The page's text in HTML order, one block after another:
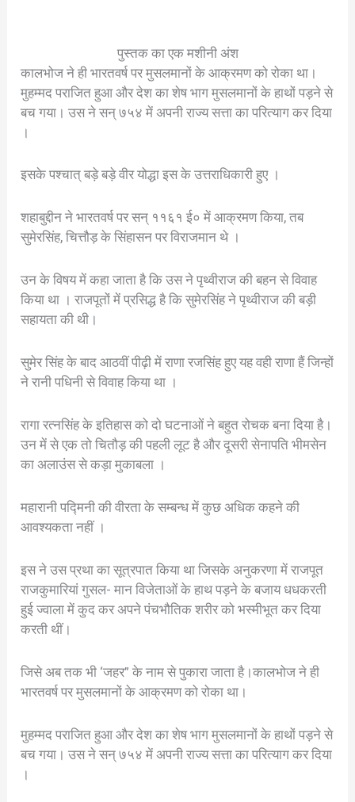
पुस्तक का एक मशीनी अंश
कालभोज ने ही भारतवर्ष पर मुसलमानों के आक्रमण को रोका था।
मुहम्मद पराजित हुआ और देश का शेष भाग मुसलमानों के हाथों पड़ने से
बच गया। उस ने सन् ७५४ में अपनी राज्य सत्ता का परित्याग कर दिया
।
इसके पश्चात् बड़े बड़े वीर योद्धा इस के उत्तराधिकारी हुए ।
शहाबुद्दीन ने भारतवर्ष पर सन् ११६१ ई० में आक्रमण किया, तब
सुमेरसिंह, चित्तौड़ के सिंहासन पर विराजमान थे ।
उन के विषय में कहा जाता है कि उस ने पृथ्वीराज की बहन से विवाह
किया था । राजपूतों में प्रसिद्ध है कि सुमेरसिंह ने पृथ्वीराज की बड़ी
सहायता की थी।
सुमेर सिंह के बाद आठवीं पीढ़ी में राणा रजसिंह हुए यह वही राणा हैं जिन्हों
ने रानी पधिनी से विवाह किया था ।
रागा रत्नसिंह के इतिहास को दो घटनाओं ने बहुत रोचक बना दिया है।
उन में से एक तो चितौड़ की पहली लूट है और दूसरी सेनापति भीमसेन
का अलाउंस से कड़ा मुकाबला ।
महारानी पद्मिनी की वीरता के सम्बन्ध में कुछ अधिक कहने की
आवश्यकता नहीं ।
इस ने उस प्रथा का सूत्रपात किया था जिसके अनुकरणा में राजपूत
राजकुमारियां गुसल- मान विजेताओं के हाथ पड़ने के बजाय धधकरती
हुई ज्वाला में कुद कर अपने पंचभौतिक शरीर को भस्मीभूत कर दिया
करती थीं।
जिसे अब तक भी ‘जहर” के नाम से पुकारा जाता है।कालभोज ने ही
भारतवर्ष पर मुसलमानों के आक्रमण को रोका था।
मुहम्मद पराजित हुआ और देश का शेष भाग मुसलमानों के हाथों पड़ने से
बच गया। उस ने सन् ७५४ में अपनी राज्य सत्ता का परित्याग कर दिया
।